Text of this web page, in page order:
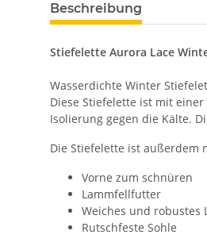
Beschreibung
Stiefelette Aurora Lace
Wasserdichte Winter
Diese Stiefelette ist mit
Isolierung gegen die Kälte.
Die Stiefelette ist außerdem
Vorne zum schnüren
Lammfellfutter
Weiches und robustes
Rutschfeste Sohle